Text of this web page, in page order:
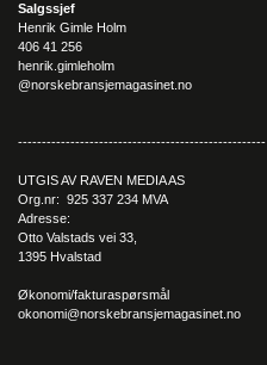
Salgssjef
Henrik Gimle Holm
406 41 256
henrik.gimleholm
@norskebransjemagasinet.no
----------------------------------------------------
UTGIS AV RAVEN MEDIA AS
Org.nr: 925 337 234 MVA
Adresse:
Otto Valstads vei 33,
1395 Hvalstad
Økonomi/fakturaspørsmål
okonomi@norskebransjemagasinet.no